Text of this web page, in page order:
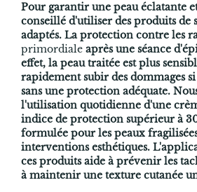
Pour garantir une peau éclatante
conseillé d'utiliser des produits de
adaptés. La protection contre les
primordiale après une séance d'
effet, la peau traitée est plus
rapidement subir des dommages
sans une protection adéquate.
l'utilisation quotidienne d'une
indice de protection supérieur à
formulée pour les peaux
interventions esthétiques.
ces produits aide à prévenir les
à maintenir une texture cutanée